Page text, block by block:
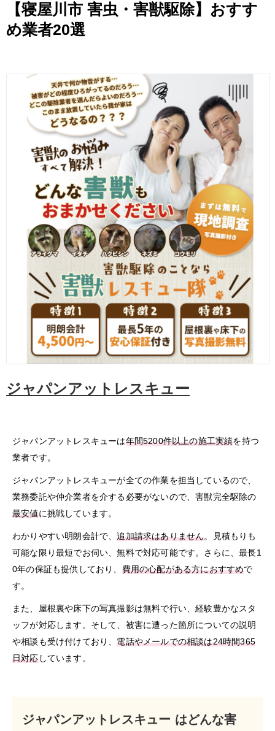
【寝屋川市 害虫・害獣駆除】おすす
め業者20選
ジャパンアットレスキュー
ジャパンアットレスキューは年間5200件以上の施工実績を持つ
業者です。
ジャパンアットレスキューが全ての作業を担当しているので、
業務委託や仲介業者を介する必要がないので、害獣完全駆除の
最安値に挑戦しています。
わかりやすい明朗会計で、追加請求はありません。見積もりも
可能な限り最短でお伺い、無料で対応可能です。さらに、最長1
0年の保証も提供しており、 費用の心配がある方におすすめで
す。
また、屋根裏や床下の写真撮影は無料で行い、経験豊かなスタ
ッフが対応します。そして、被害に遭った箇所についての説明
や相談も受け付けており、電話やメールでの相談は24時間365
日対応しています。
ジャパンアットレスキュー はどんな害